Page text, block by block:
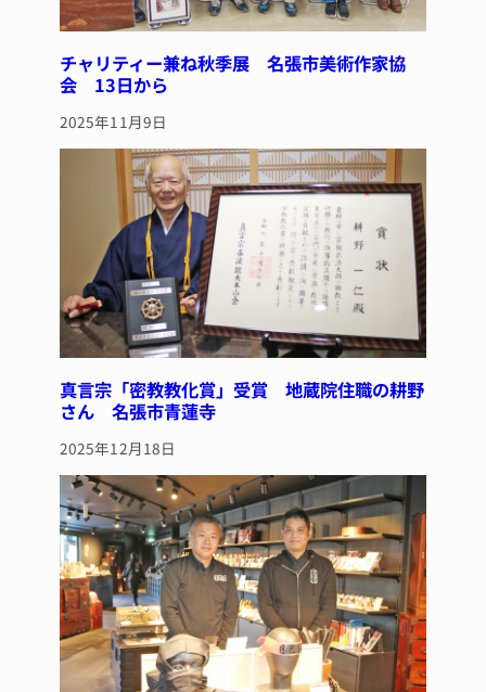
チャリティー兼ね秋季展 名張市美術作家協
会 13日から
2025年11月9日
真言宗「密教教化賞」受賞 地蔵院住職の耕野
さん 名張市青蓮寺
2025年12月18日